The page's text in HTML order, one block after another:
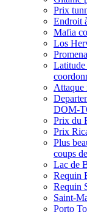
Prix
Endroit
Mafia
Los
Latitude
Attaque
Prix du
Prix
Plus
coups
Lac de
Requin
Requin
Porto